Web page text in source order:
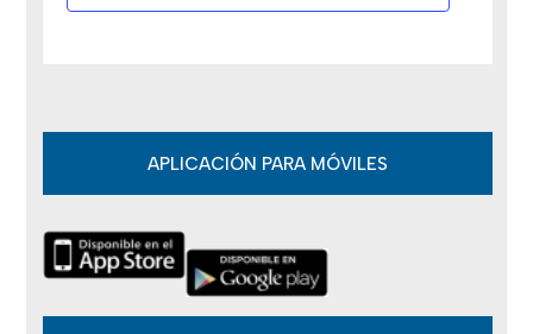
e
o
APLICACIÓN PARA MÓVILES